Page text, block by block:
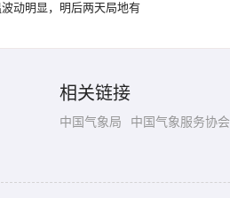
动明显，明后两天局地有
相关链接
中国气象局 中国气象服务协会